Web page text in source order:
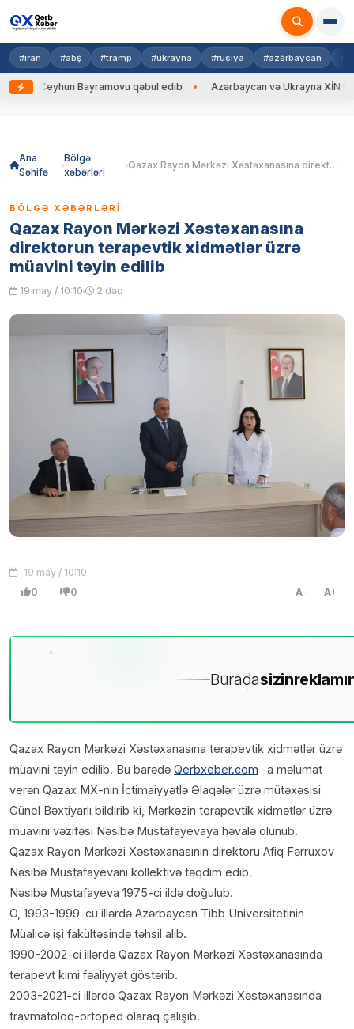
#iran #abş #tramp #ukrayna #rusiya #azərbaycan
Ceyhun Bayramovu qəbul edib Azərbaycan və Ukrayna XİN
Ana
Səhifə
Bölgə
xəbərləri
Qazax Rayon Mərkəzi Xəstəxanasına direktorun terapevtik xidmətlər üzrə müavini təyin edilib
BÖLGƏ XƏBƏRLƏRI
Qazax Rayon Mərkəzi Xəstəxanasına
direktorun terapevtik xidmətlər üzrə
müavini təyin edilib
19 may / 10:10 2 dəq
19 may / 10:10
0 0 A A
Buradasizin
Qazax Rayon Mərkəzi Xəstəxanasına terapevtik xidmətlər üzrə
müavini təyin edilib. Bu barədə Qerbxeber.com -a məlumat
verən Qazax MX-nın İctimaiyyətlə Əlaqələr üzrə mütəxəsisi
Günel Bəxtiyarlı bildirib ki, Mərkəzin terapevtik xidmətlər üzrə
müavini vəzifəsi Nəsibə Mustafayevaya həvalə olunub.
Qazax Rayon Mərkəzi Xəstəxanasının direktoru Afiq Fərruxov
Nəsibə Mustafayevanı kollektivə təqdim edib.
Nəsibə Mustafayeva 1975-ci ildə doğulub.
O, 1993-1999-cu illərdə Azərbaycan Tibb Universitetinin
Müalicə işi fakültəsində təhsil alıb.
1990-2002-ci illərdə Qazax Rayon Mərkəzi Xəstəxanasında
terapevt kimi fəaliyyət göstərib.
2003-2021-ci illərdə Qazax Rayon Mərkəzi Xəstəxanasında
travmatoloq-ortoped olaraq çalışıb.